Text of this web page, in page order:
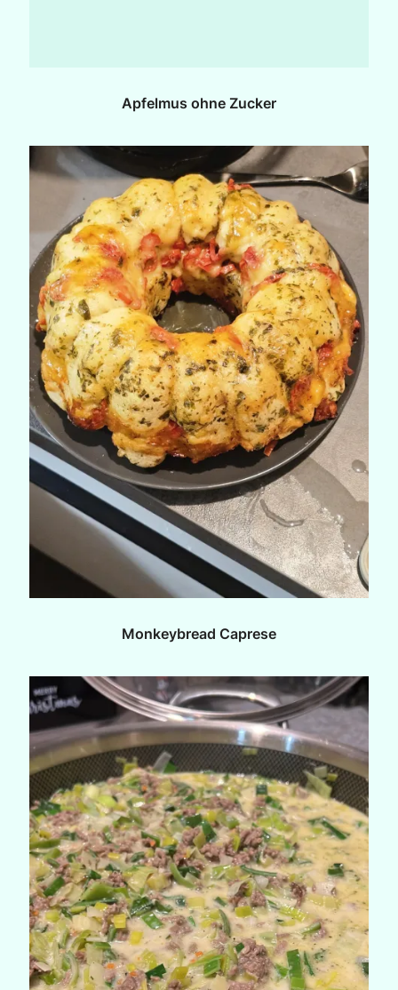
Apfelmus ohne Zucker
Monkeybread Caprese